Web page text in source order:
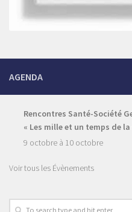
AGENDA
Rencontres Santé-Société
« Les mille et un temps de la
9 octobre à 10 octobre
Voir tous les Évènements